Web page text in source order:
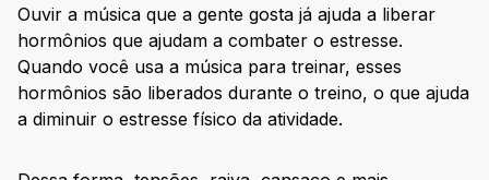
Ouvir a música que a gente gosta já ajuda a liberar
hormônios que ajudam a combater o estresse.
Quando você usa a música para treinar, esses
hormônios são liberados durante o treino, o que ajuda
a diminuir o estresse físico da atividade.